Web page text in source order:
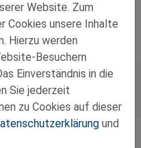
Website. Zum
Cookies unsere Inhalte
Hierzu werden
Besuchern
Einverständnis in die
Sie jederzeit
zu Cookies auf dieser
und